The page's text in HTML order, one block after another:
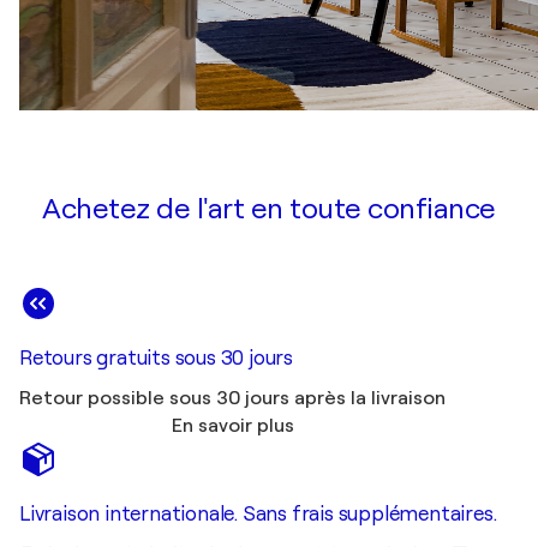
Achetez de l'art en toute confiance
Retours gratuits sous 30 jours
Retour possible sous 30 jours après la livraison
En savoir plus
Livraison internationale. Sans frais supplémentaires.